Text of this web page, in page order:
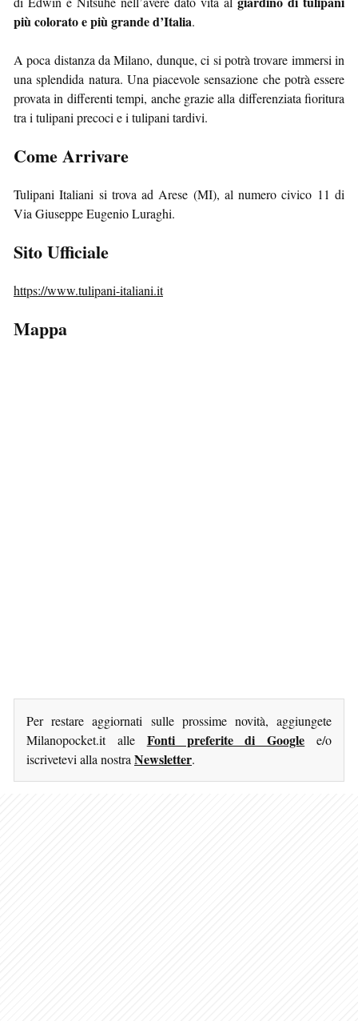
più colorato e più grande d’Italia.
A poca distanza da Milano, dunque, ci si potrà trovare immersi in
una splendida natura. Una piacevole sensazione che potrà essere
provata in differenti tempi, anche grazie alla differenziata fioritura
tra i tulipani precoci e i tulipani tardivi.
Come Arrivare
Tulipani Italiani si trova ad Arese (MI), al numero civico 11 di
Via Giuseppe Eugenio Luraghi.
Sito Ufficiale
https://www.tulipani-italiani.it
Mappa
Per restare aggiornati sulle prossime novità, aggiungete
Milanopocket.it alle Fonti preferite di Google e/o
iscrivetevi alla nostra Newsletter.